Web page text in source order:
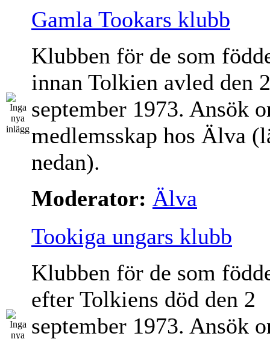
Gamla Tookars klubb
Klubben för de som
innan Tolkien avled den 2
september 1973. Ansök
medlemsskap hos Älva
nedan).
Moderator: Älva
Tookiga ungars klubb
Klubben för de som
efter Tolkiens död den 2
september 1973. Ansök